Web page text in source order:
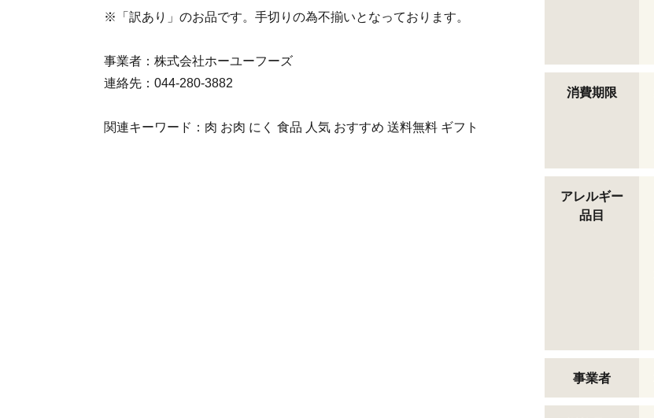
※「訳あり」のお品です。手切りの為不揃いとなっております。
事業者：株式会社ホーユーフーズ
連絡先：044-280-3882
関連キーワード：肉 お肉 にく 食品 人気 おすすめ 送料無料 ギフト
消費期限
アレルギー
品目
事業者